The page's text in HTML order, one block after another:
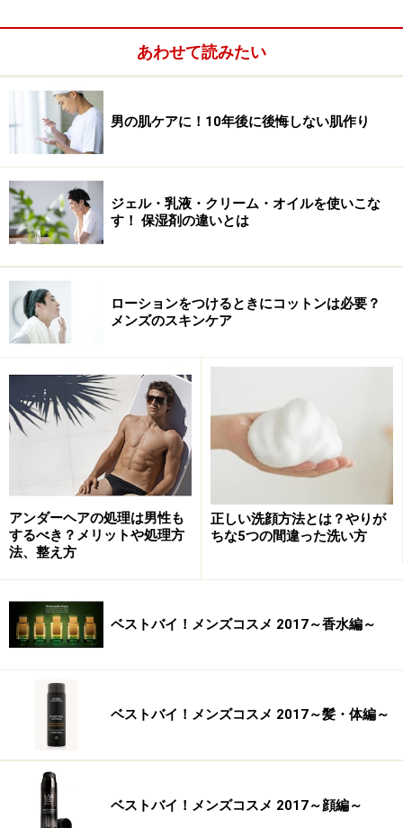
さて、ここでは2015年発売されたUVケアアイテムを使う
シーン毎に紹介していきましょう。
“シミ対策”のための、日常使いUVケア
肌に優しい処方もうれしい！
2014年、メンズ用コスメとして登場したばかりのブラン
ド、クアトロボタニコ。4つの植物エキスを配合したも
ので、洗顔とローションがあります。そこに加わったの
が、UVアイテム。やはり、それだけ男性の意識が高まっ
ているという表れです。
国内最高レベルのSPF50+、PA++++のプロテクションで
ありながら、着色料や合成香料、パラベン、鉱物油フリ
カリ防止にも使えます。日常はこれ1本あれば便利でし
ょう。
クアトロボタニコ ボタニカル デイトリートメント＆UV
ブロック
SPF50+、PA++++ 30g 1850円
http://www.amazon.co.jp/dp/B00W6P2YRY/?tag=aajg-
705-22&linkCode=as1&creative=6339
あわせて読みたい
男の肌ケアに！10年後に後悔しない肌作り
ジェル・乳液・クリーム・オイルを使いこな
す！ 保湿剤の違いとは
ローションをつけるときにコットンは必要？
メンズのスキンケア
アンダーヘアの処理は男性も
するべき？メリットや処理方
法、整え方
正しい洗顔方法とは？やりが
ちな5つの間違った洗い方
ベストバイ！メンズコスメ 2017～香水編～
ベストバイ！メンズコスメ 2017～髪・体編～
ベストバイ！メンズコスメ 2017～顔編～